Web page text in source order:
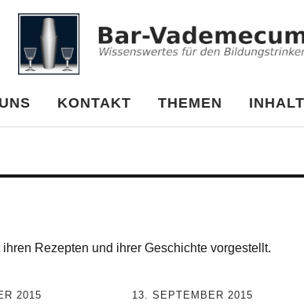
KONTAKT THEMEN
Rezepten und ihrer Geschichte vorgestellt.
2015 13. SEPTEMBER 2015